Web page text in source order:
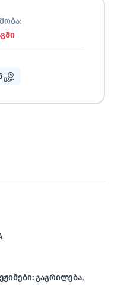
გაგრილება,